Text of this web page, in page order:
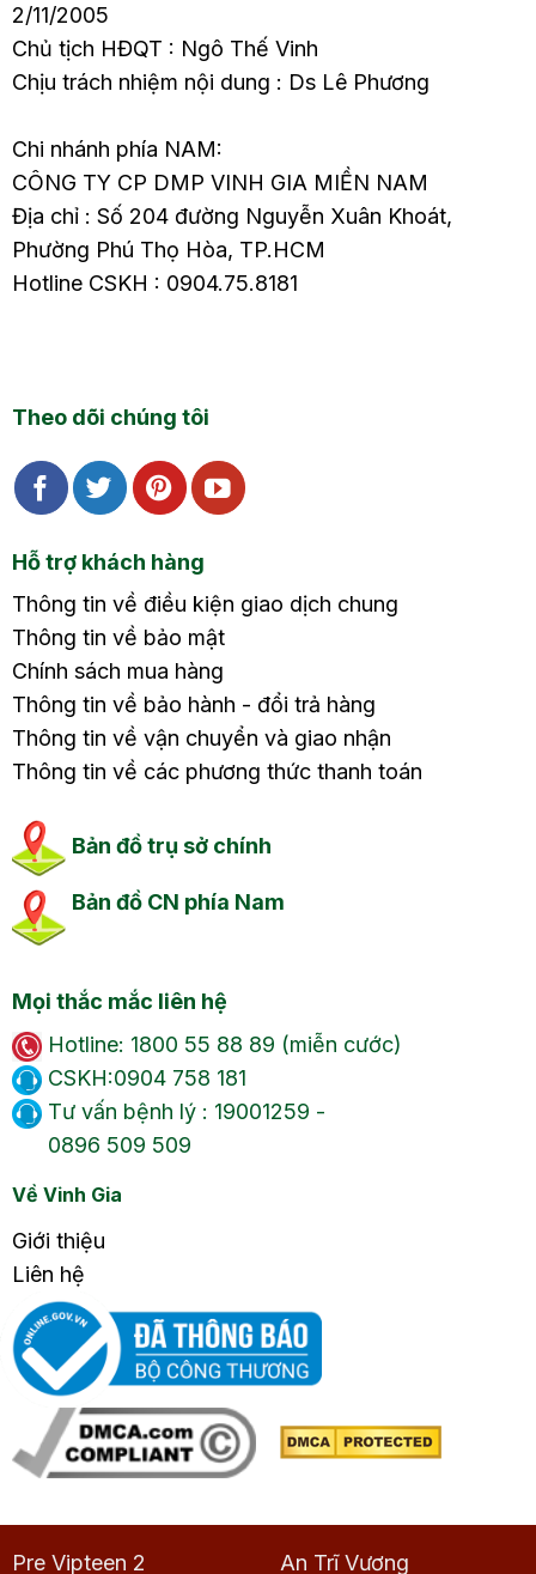
2/11/2005
Chủ tịch HĐQT : Ngô Thế Vinh
Chịu trách nhiệm nội dung : Ds Lê Phương
Chi nhánh phía NAM:
CÔNG TY CP DMP VINH GIA MIỀN NAM
Địa chỉ : Số 204 đường Nguyễn Xuân Khoát,
Phường Phú Thọ Hòa, TP.HCM
Hotline CSKH : 0904.75.8181
Theo dõi chúng tôi
Hỗ trợ khách hàng
Thông tin về điều kiện giao dịch chung
Thông tin về bảo mật
Chính sách mua hàng
Thông tin về bảo hành - đổi trả hàng
Thông tin về vận chuyển và giao nhận
Thông tin về các phương thức thanh toán
Bản đồ trụ sở chính
Bản đồ CN phía Nam
Mọi thắc mắc liên hệ
Hotline: 1800 55 88 89 (miễn cước)
CSKH:0904 758 181
Tư vấn bệnh lý : 19001259 -
0896 509 509
Về Vinh Gia
Giới thiệu
Liên hệ
Pre Vipteen 2 An Trĩ Vương